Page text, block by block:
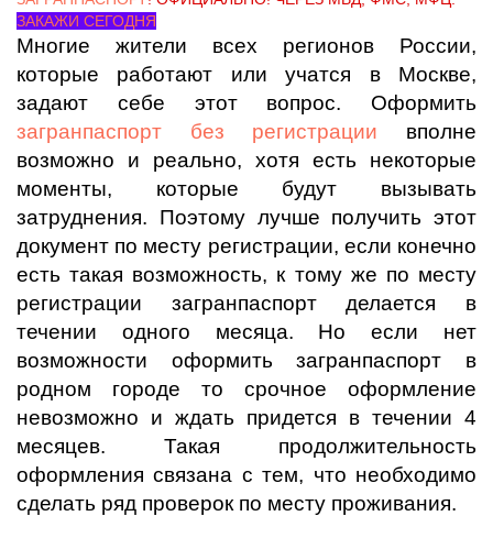
ЗАКАЖИ СЕГОДНЯ
Многие жители всех регионов России,
которые работают или учатся в Москве,
задают себе этот вопрос. Оформить
загранпаспорт без регистрации вполне
возможно и реально, хотя есть некоторые
моменты, которые будут вызывать
затруднения. Поэтому лучше получить этот
документ по месту регистрации, если конечно
есть такая возможность, к тому же по месту
регистрации загранпаспорт делается в
течении одного месяца. Но если нет
возможности оформить загранпаспорт в
родном городе то срочное оформление
невозможно и ждать придется в течении 4
месяцев. Такая продолжительность
оформления связана с тем, что необходимо
сделать ряд проверок по месту проживания.